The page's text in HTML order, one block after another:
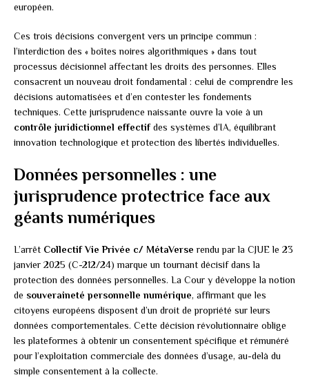
européen.
Ces trois décisions convergent vers un principe commun :
l’interdiction des « boîtes noires algorithmiques » dans tout
processus décisionnel affectant les droits des personnes. Elles
consacrent un nouveau droit fondamental : celui de comprendre les
décisions automatisées et d’en contester les fondements
techniques. Cette jurisprudence naissante ouvre la voie à un
contrôle juridictionnel effectifdes systèmes d’IA, équilibrant
innovation technologique et protection des libertés individuelles.
Données personnelles : une
jurisprudence protectrice face aux
géants numériques
L’arrêt Collectif Vie Privée c/ MétaVerse rendu par la CJUE le 23
janvier 2025 (C-212/24) marque un tournant décisif dans la
protection des données personnelles. La Cour y développe la notion
de souveraineté personnelle numérique, affirmant que les
citoyens européens disposent d’un droit de propriété sur leurs
données comportementales. Cette décision révolutionnaire oblige
les plateformes à obtenir un consentement spécifique et rémunéré
pour l’exploitation commerciale des données d’usage, au-delà du
simple consentement à la collecte.